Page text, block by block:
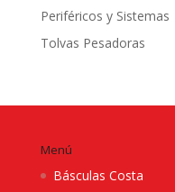
Periféricos y Sistemas
Tolvas Pesadoras
Menú
Básculas Costa